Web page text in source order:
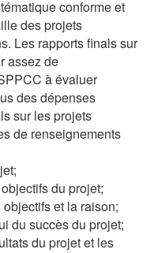
conforme et
des projets
Les rapports finals sur
assez de
à évaluer
des dépenses
sur les projets
de renseignements
du projet;
objectifs et la raison;
du succès du projet;
du projet et les